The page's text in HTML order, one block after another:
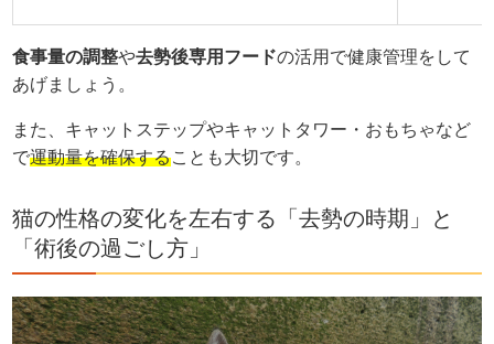
食事量の調整や去勢後専用フードの活用で健康管理をして
あげましょう。
また、キャットステップやキャットタワー・おもちゃなど
で運動量を確保することも大切です。
猫の性格の変化を左右する「去勢の時期」と
「術後の過ごし方」